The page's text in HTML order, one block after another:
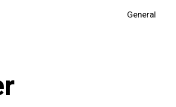
General